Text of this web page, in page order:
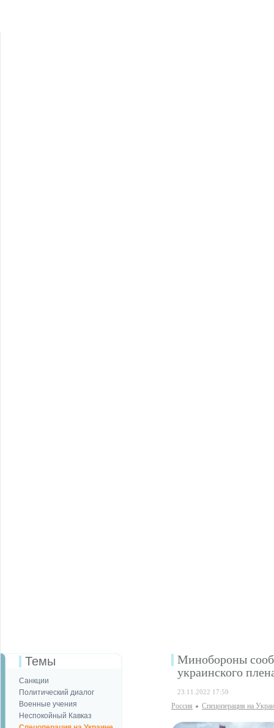
Темы
Санкции
Политический диалог
Военные учения
Неспокойный Кавказ
Минобороны
украинского
23.11.2022 17:59
Россия Спецоперация на